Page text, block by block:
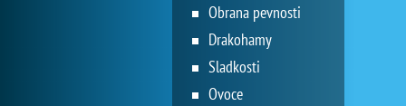
Obrana pevnosti
Drakohamy
Sladkosti
Ovoce